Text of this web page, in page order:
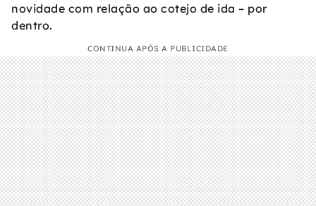
novidade com relação ao cotejo de ida – por
dentro.
CONTINUA APÓS A PUBLICIDADE